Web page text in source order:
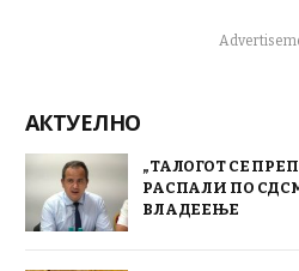
АКТУЕЛНО
„ТАЛОГОТ СЕ
РАСПАЛИ ПО
ВЛАДЕЕЊЕ